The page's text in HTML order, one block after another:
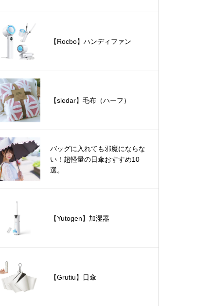
【Rocbo】ハンディファン
【sledar】毛布（ハーフ）
バッグに入れても邪魔にならな
い！超軽量の日傘おすすめ10
選。
【Yutogen】加湿器
【Grutiu】日傘